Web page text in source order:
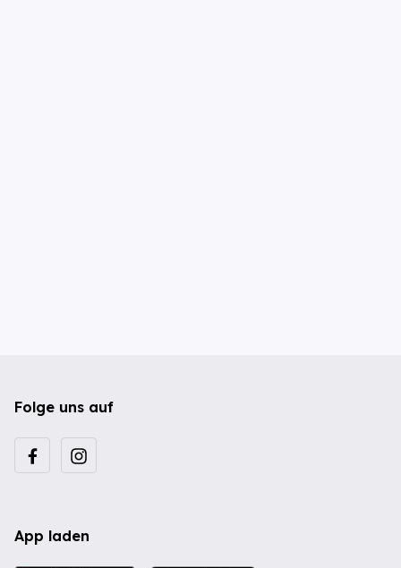
Folge uns auf
App laden